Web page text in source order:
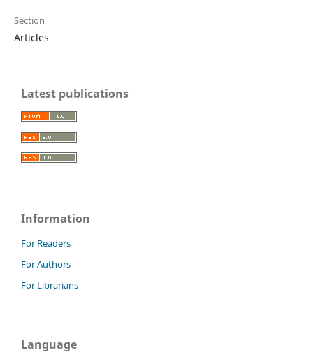
Section
Articles
Latest publications
Information
For Readers
For Authors
For Librarians
Language